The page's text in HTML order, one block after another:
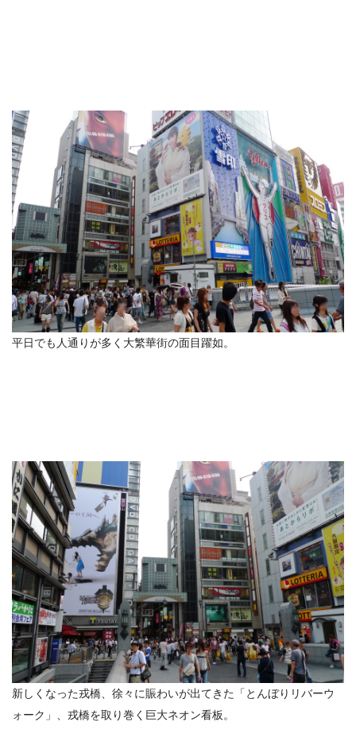
平日でも人通りが多く大繁華街の面目躍如。
新しくなった戎橋、徐々に賑わいが出てきた「とんぼりリバーウ
ォーク」、戎橋を取り巻く巨大ネオン看板。